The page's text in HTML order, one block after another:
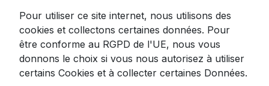
Professionnelle
Précision et polyvalence s'invitent dans votre
Pour utiliser ce site internet, nous utilisons des
cookies et collectons certaines données. Pour
être conforme au RGPD de l'UE, nous vous
donnons le choix si vous nous autorisez à utiliser
certains Cookies et à collecter certaines Données.